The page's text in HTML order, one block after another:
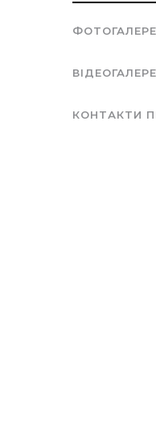
КОНТАКТИ